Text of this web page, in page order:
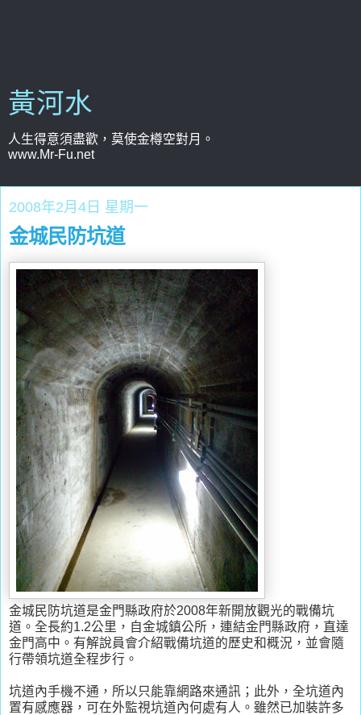
黃河水
人生得意須盡歡，莫使金樽空對月。
www.Mr-Fu.net
2008年2月4日 星期一
金城民防坑道
金城民防坑道是金門縣政府於2008年新開放觀光的戰備坑
道。全長約1.2公里，自金城鎮公所，連結金門縣政府，直達
金門高中。有解說員會介紹戰備坑道的歷史和概況，並會隨
行帶領坑道全程步行。
坑道內手機不通，所以只能靠網路來通訊；此外，全坑道內
置有感應器，可在外監視坑道內何處有人。雖然已加裝許多